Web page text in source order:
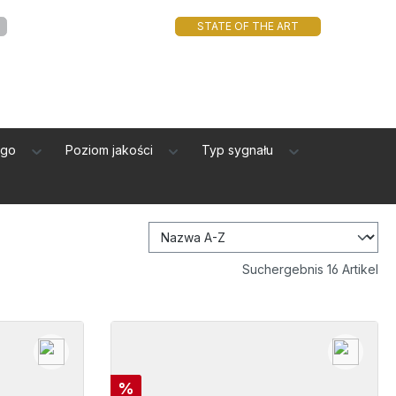
STATE OF THE ART
Poziom jakości
Typ sygnału
Suchergebnis 16 Artikel
Rabat
%